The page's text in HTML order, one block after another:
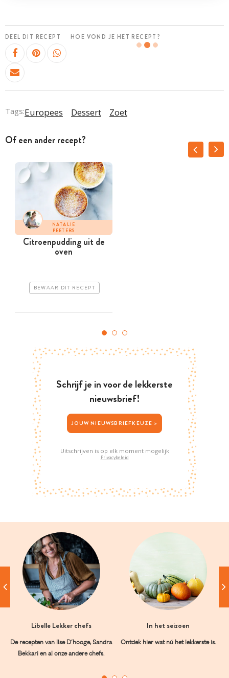
DEEL DIT RECEPT HOE VOND JE HET RECEPT?
Tags:Europees Dessert Zoet
Of een ander recept?
NATALIE
PEETERS
Citroenpudding uit de
oven
BEWAAR DIT RECEPT
Schrijf je in voor de lekkerste
nieuwsbrief!
JOUW NIEUWSBRIEFKEUZE >
Uitschrijven is op elk moment mogelijk
Privacybeleid
Libelle Lekker chefs
De recepten van Ilse D’hooge, Sandra
Bekkari en al onze andere chefs.
In het seizoen
Ontdek hier wat nú het lekkerste is.